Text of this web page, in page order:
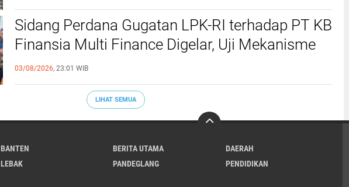
Sidang Perdana Gugatan LPK-RI terhadap PT KB
Finansia Multi Finance Digelar, Uji Mekanisme
Jaminan Fidusia Jadi Sorotan
03/08/2026, 23:01 WIB
LIHAT SEMUA
BANTEN BERITA UTAMA
DAERAH
LEBAK PANDEGLANG
PENDIDIKAN